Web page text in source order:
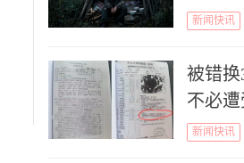
新闻快讯
被错换
不必
新闻快讯